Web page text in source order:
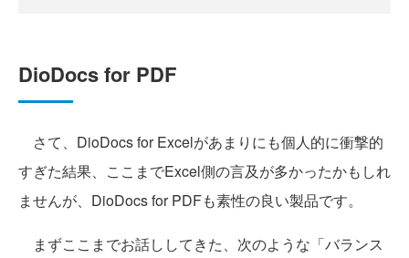
DioDocs for PDF
さて、DioDocs for Excelがあまりにも個人的に衝撃的
すぎた結果、ここまでExcel側の言及が多かったかもしれ
ませんが、DioDocs for PDFも素性の良い製品です。
まずここまでお話ししてきた、次のような「バランス